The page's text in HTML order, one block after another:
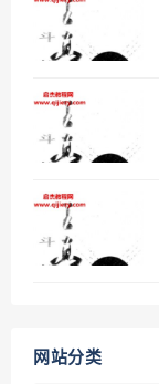
网站分类